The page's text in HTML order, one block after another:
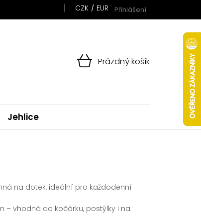
CZK EUR Přihlášení
NÁKUPNÍ
Prázdný košík
Jehlice
na dotek, ideální pro každodenní
– vhodná do kočárku, postýlky i na